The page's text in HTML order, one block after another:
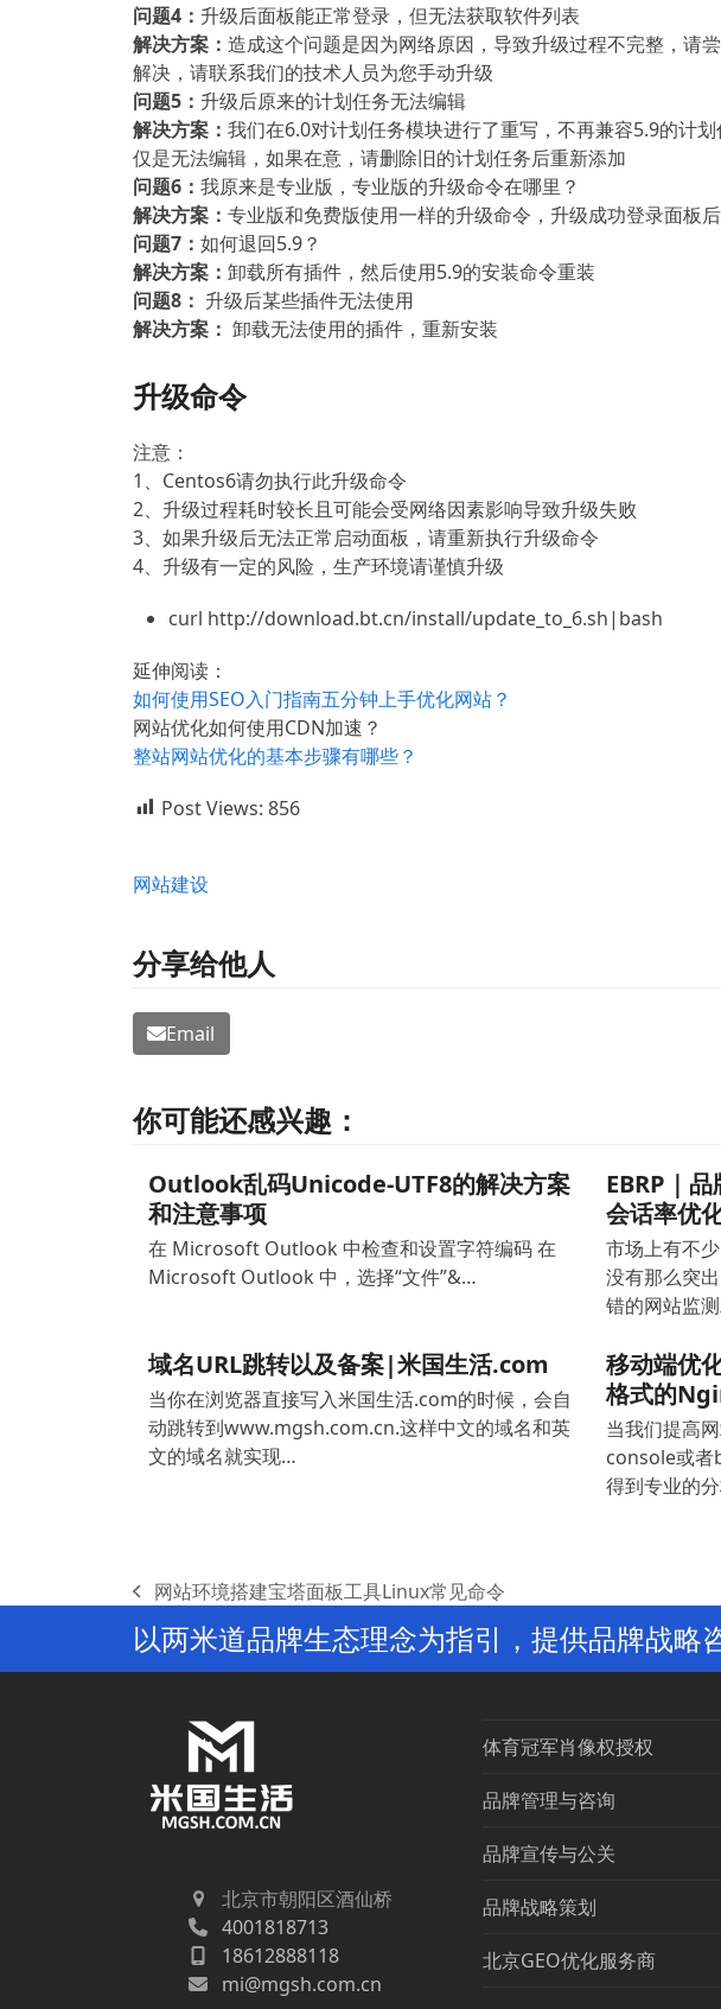
问题4： 升级后面板能正常登录，但无法获取软件列表
解决方案： 造成这个问题是因为网络原因，导致升级过程不完整，请
解决，请联系我们的技术人员为您手动升级
问题5： 升级后原来的计划任务无法编辑
解决方案： 我们在6.0对计划任务模块进行了重写，不再兼容5.9的计
仅是无法编辑，如果在意，请删除旧的计划任务后重新添加
问题6： 我原来是专业版，专业版的升级命令在哪里？
解决方案： 专业版和免费版使用一样的升级命令，升级成功登录面板
问题7： 如何退回5.9？
解决方案： 卸载所有插件，然后使用5.9的安装命令重装
问题8： 升级后某些插件无法使用
解决方案： 卸载无法使用的插件，重新安装
升级命令
注意：
1、Centos6请勿执行此升级命令
2、升级过程耗时较长且可能会受网络因素影响导致升级失败
3、如果升级后无法正常启动面板，请重新执行升级命令
4、升级有一定的风险，生产环境请谨慎升级
curl http://download.bt.cn/install/update_to_6.sh|bash
延伸阅读：
如何使用SEO入门指南五分钟上手优化网站？
网站优化如何使用CDN加速？
整站网站优化的基本步骤有哪些？
Post Views: 856
网站建设
分享给他人
Email
你可能还感兴趣：
Outlook乱码Unicode-UTF8的解决方案
和注意事项
在 Microsoft Outlook 中检查和设置字符编码 在
Microsoft Outlook 中，选择“文件”&…
EBRP｜
会话率优
市场上有不
没有那么突
错的网站监
域名URL跳转以及备案|米国生活.com
当你在浏览器直接写入米国生活.com的时候，会自
动跳转到www.mgsh.com.cn.这样中文的域名和英
文的域名就实现…
移动端优
格式的
当我们提高
console或者
得到专业的
previous
post:
网站环境搭建宝塔面板工具Linux常见命令
以两米道品牌生态理念为指引，提供品牌战略
北京市朝阳区酒仙桥
4001818713
18612888118
mi@mgsh.com.cn
体育冠军肖像权授权
品牌管理与咨询
品牌宣传与公关
品牌战略策划
北京GEO优化服务商